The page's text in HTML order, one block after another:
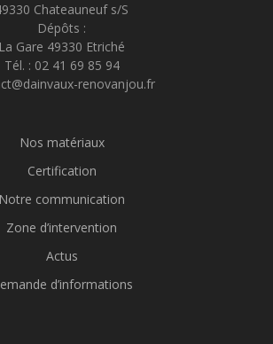
Chateauneuf s/S
Dépôts :
La Gare 49330 Etriché
Tél. : 02 41 69 85 94
renovanjou.fr
Nos matériaux
Certification
Notre communication
Zone d’intervention
Actus
d’informations